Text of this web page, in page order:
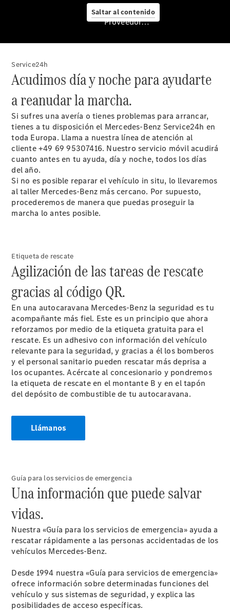
Saltar al contenido
posventa y
taller
Servicios
Mercedes
Me
y boutique
Llamadas al
taller
Asistencia
en carretera
Contacto
El
Concesionario
Proveedor/Protección de datos
Service24h
Acudimos día y noche para ayudarte
a reanudar la marcha.
Si sufres una avería o tienes problemas para arrancar,
tienes a tu disposición el Mercedes-Benz Service24h en
toda Europa. Llama a nuestra línea de atención al
cliente +49 69 95307416. Nuestro servicio móvil acudirá
cuanto antes en tu ayuda, día y noche, todos los días
del año.
Si no es posible reparar el vehículo in situ, lo llevaremos
al taller Mercedes-Benz más cercano. Por supuesto,
procederemos de manera que puedas proseguir la
marcha lo antes posible.
Etiqueta de rescate
Agilización de las tareas de rescate
gracias al código QR.
En una autocaravana Mercedes-Benz la seguridad es tu
acompañante más fiel. Este es un principio que ahora
reforzamos por medio de la etiqueta gratuita para el
rescate. Es un adhesivo con información del vehículo
relevante para la seguridad, y gracias a él los bomberos
y el personal sanitario pueden rescatar más deprisa a
los ocupantes. Acércate al concesionario y pondremos
la etiqueta de rescate en el montante B y en el tapón
del depósito de combustible de tu autocaravana.
Llámanos
Guía para los servicios de emergencia
Una información que puede salvar
vidas.
Nuestra «Guía para los servicios de emergencia» ayuda a
rescatar rápidamente a las personas accidentadas de los
vehículos Mercedes-Benz.
Desde 1994 nuestra «Guía para servicios de emergencia»
ofrece información sobre determinadas funciones del
vehículo y sus sistemas de seguridad, y explica las
posibilidades de acceso específicas.